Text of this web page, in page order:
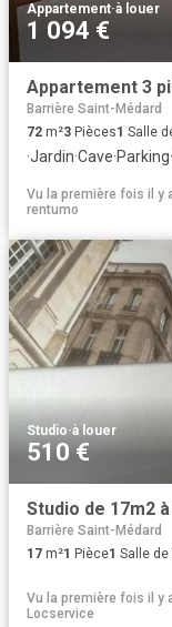
Appartement·à louer
1 094 €
Appartement 3
Barrière Saint-Médard
72 m²3 Pièces1 Salle
·Jardin·Cave·Parking·
Vu la première fois il y
rentumo
Studio·à louer
510 €
Studio de 17m2
Barrière Saint-Médard
17 m²1 Pièce1 Salle de
Vu la première fois il y
Locservice